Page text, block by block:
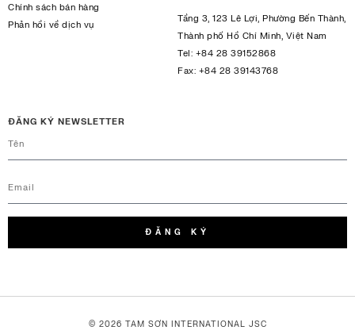
Chính sách bán hàng
Phản hồi về dịch vụ
Tầng 3, 123 Lê Lợi, Phường Bến Thành,
Thành phố Hồ Chí Minh, Việt Nam
Tel: +84 28 39152868
Fax: +84 28 39143768
ĐĂNG KÝ NEWSLETTER
ĐĂNG KÝ
© 2026 TAM SƠN INTERNATIONAL JSC